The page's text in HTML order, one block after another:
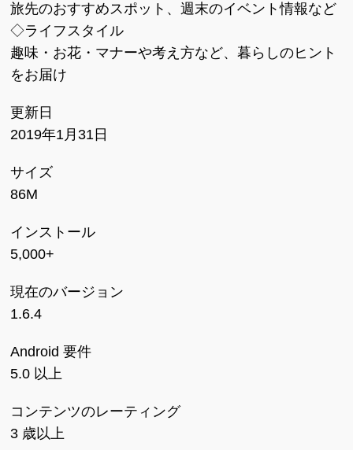
旅先のおすすめスポット、週末のイベント情報など
◇ライフスタイル
趣味・お花・マナーや考え方など、暮らしのヒント
をお届け
更新日
2019年1月31日
サイズ
86M
インストール
5,000+
現在のバージョン
1.6.4
Android 要件
5.0 以上
コンテンツのレーティング
3 歳以上